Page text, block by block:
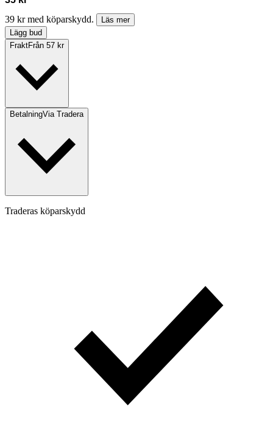
39 kr med köparskydd.
Läs mer
Lägg bud
FraktFrån 57 kr
BetalningVia Tradera
Traderas köparskydd